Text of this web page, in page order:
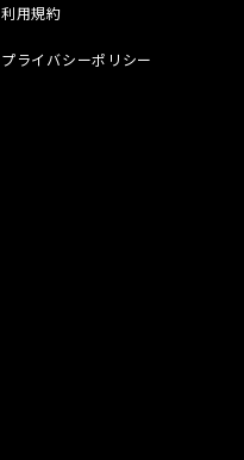
利用規約
プライバシーポリシー